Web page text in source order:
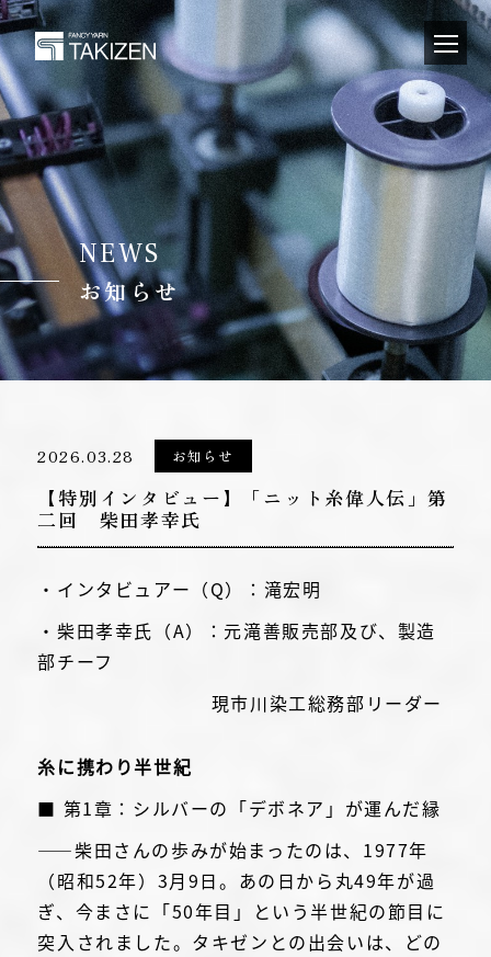
NEWS
お知らせ
2026.03.28 お知らせ
【特別インタビュー】「ニット糸偉人伝」第
二回 柴田孝幸氏
・インタビュアー（Q）：滝宏明
・柴田孝幸氏（A）：元滝善販売部及び、製造
部チーフ
現市川染工総務部リーダー
糸に携わり半世紀
■ 第1章：シルバーの「デボネア」が運んだ縁
――柴田さんの歩みが始まったのは、1977年
（昭和52年）3月9日。あの日から丸49年が過
ぎ、今まさに「50年目」という半世紀の節目に
突入されました。タキゼンとの出会いは、どの